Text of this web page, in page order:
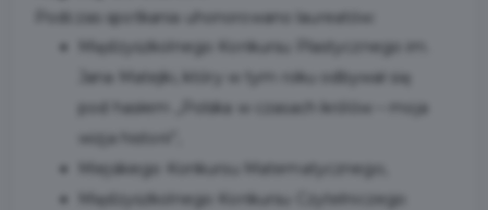
Podczas spotkania uhonorowano laureatów:
Międzyszkolnego Konkursu Plastycznego im.
Jana Matejki, który w tym roku odbywał się
pod hasłem „Polska w czasach królów – moja
wizja historii”,
Miejskiego Konkursu Matematycznego,
Międzyszkolnego Konkursu Czytelniczego